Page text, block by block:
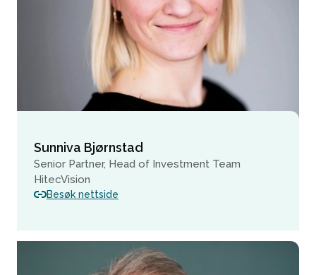
Sunniva Bjørnstad
Senior Partner, Head of Investment Team
HitecVision
Besøk nettside